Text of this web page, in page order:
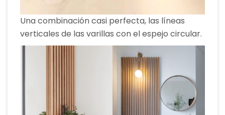
Una combinación casi perfecta, las líneas
verticales de las varillas con el espejo circular.